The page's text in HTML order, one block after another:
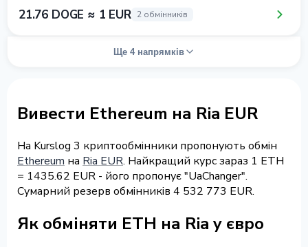
21.76 DOGE ≈ 1 EUR 2 обмінників
Ще 4 напрямків
Вивести Ethereum на Ria EUR
На Kurslog 3 криптообмінники пропонують обмін
Ethereum на Ria EUR. Найкращий курс зараз 1 ETH
= 1435.62 EUR - його пропонує "UaChanger".
Сумарний резерв обмінників 4 532 773 EUR.
Як обміняти ETH на Ria у євро